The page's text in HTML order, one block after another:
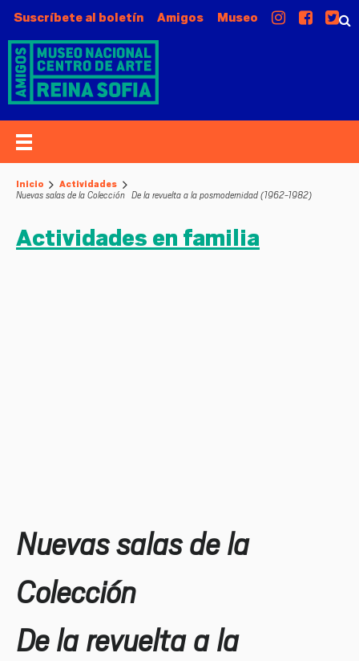
Suscríbete al boletín Amigos Museo
Inicio Actividades
Nuevas salas de la Colección De la revuelta a la posmodernidad (1962-1982)
Actividades en familia
Nuevas salas de la
Colección
De la revuelta a la